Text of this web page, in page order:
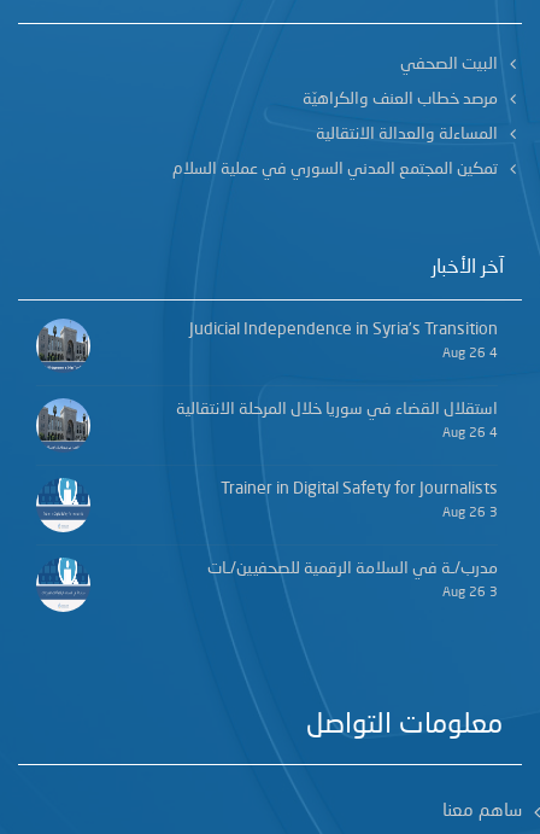
البيت الصحفي
مرصد خطاب العنف والكراهيّة
المساءلة والعدالة الانتقالية
تمكين المجتمع المدني السوري في عملية السلام
آخر الأخبار
Judicial Independence in Syria’s Transition
4 Aug 26
استقلال القضاء في سوريا خلال المرحلة الانتقالية
4 Aug 26
Trainer in Digital Safety for Journalists
3 Aug 26
مدرب/ـة في السلامة الرقمية للصحفيين/ـات
3 Aug 26
معلومات التواصل
ساهم معنا